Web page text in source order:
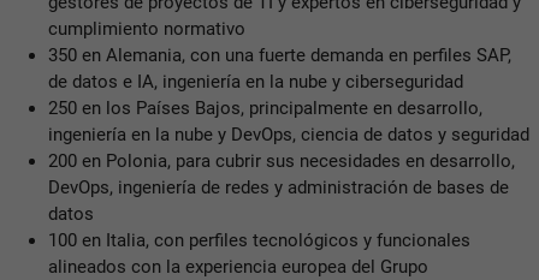
cumplimiento normativo
350 en Alemania, con una fuerte demanda en perfiles SAP,
de datos e IA, ingeniería en la nube y ciberseguridad
250 en los Países Bajos, principalmente en desarrollo,
ingeniería en la nube y DevOps, ciencia de datos y seguridad
200 en Polonia, para cubrir sus necesidades en desarrollo,
DevOps, ingeniería de redes y administración de bases de
datos
100 en Italia, con perfiles tecnológicos y funcionales
alineados con la experiencia europea del Grupo